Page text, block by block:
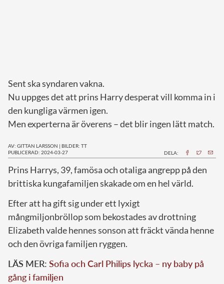
Sent ska syndaren vakna.
Nu uppges det att prins Harry desperat vill komma in i
den kungliga värmen igen.
Men experterna är överens – det blir ingen lätt match.
AV: GITTAN LARSSON | BILDER: TT
PUBLICERAD: 2024-03-27
DELA:
Prins Harrys, 39, famösa och otaliga angrepp på den
brittiska kungafamiljen skakade om en hel värld.
Efter att ha gift sig under ett lyxigt
mångmiljonbröllop som bekostades av drottning
Elizabeth valde hennes sonson att fräckt vända henne
och den övriga familjen ryggen.
LÄS MER: Sofia och Carl Philips lycka – ny baby på
gång i familjen